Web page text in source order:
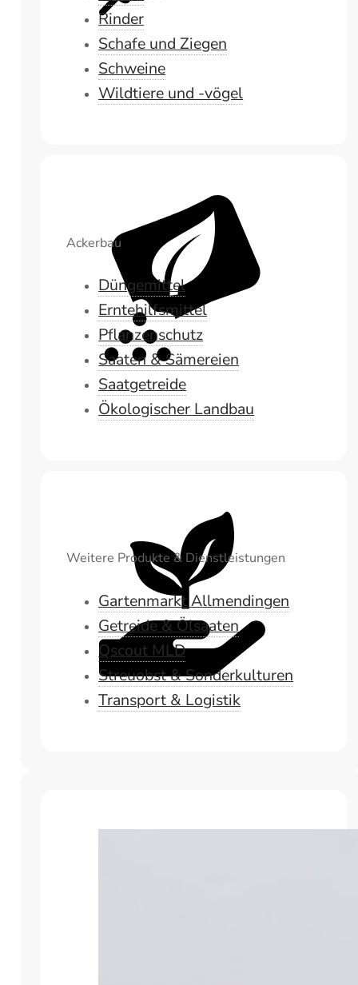
Rinder
Schafe und Ziegen
Schweine
Wildtiere und -vögel
Ackerbau
Düngemittel
Erntehilfsmittel
Pflanzenschutz
Saaten & Sämereien
Saatgetreide
Ökologischer Landbau
Weitere Produkte & Dienstleistungen
Gartenmarkt Allmendingen
Getreide & Ölsaaten
Qscout MLD
Streuobst & Sonderkulturen
Transport & Logistik